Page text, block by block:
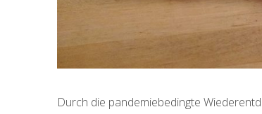
Durch die pandemiebedingte